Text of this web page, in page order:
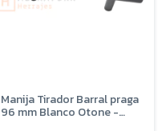
Manija Tirador Barral praga
96 mm Blanco Otone -